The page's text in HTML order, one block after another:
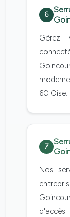
6
Gérez
60 Oise.
7
Nos
d'accès